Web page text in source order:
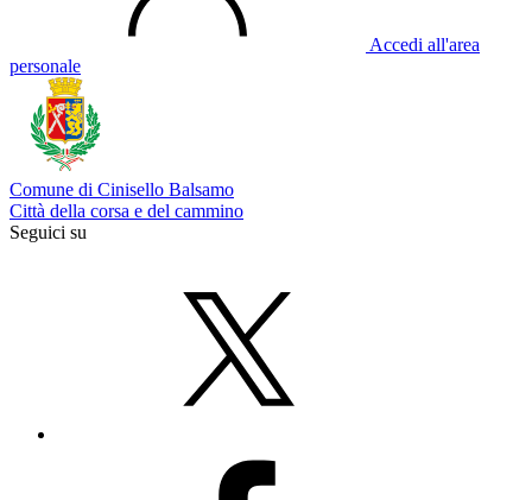
Accedi all'area
personale
Comune di Cinisello Balsamo
Città della corsa e del cammino
Seguici su